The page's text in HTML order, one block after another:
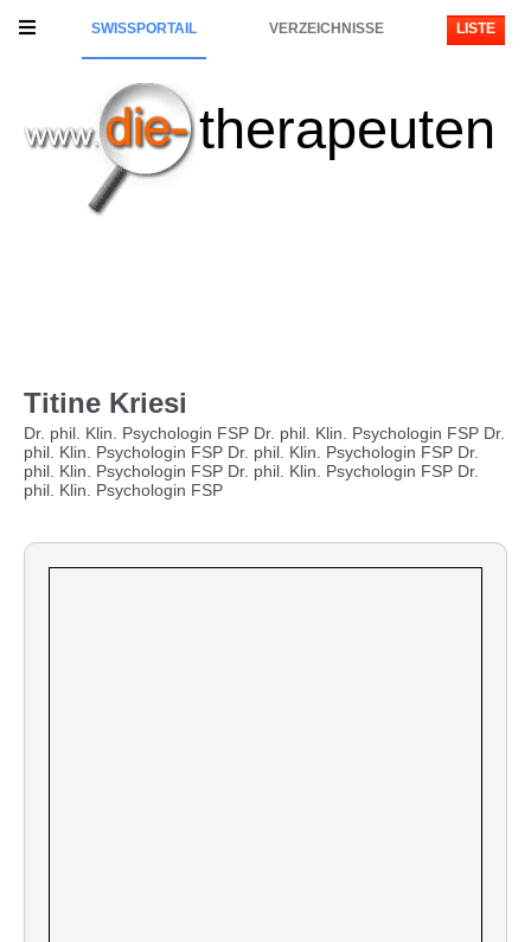
SWISSPORTAIL VERZEICHNISSE LISTE
therapeuten
Titine Kriesi
Dr. phil. Klin. Psychologin FSP Dr. phil. Klin. Psychologin FSP Dr.
phil. Klin. Psychologin FSP Dr. phil. Klin. Psychologin FSP Dr.
phil. Klin. Psychologin FSP Dr. phil. Klin. Psychologin FSP Dr.
phil. Klin. Psychologin FSP